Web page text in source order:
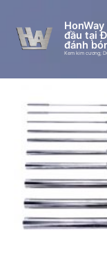
content
đầu tại
đánh
Kem kim cương;
kim
cương
thanh
mài
(đường
kính